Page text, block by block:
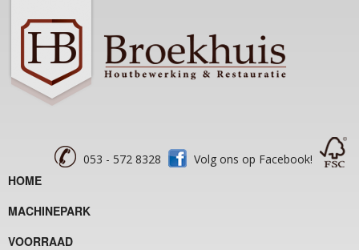
053 - 572 8328 Volg ons op Facebook!
HOME
MACHINEPARK
VOORRAAD